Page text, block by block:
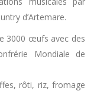
d’Artemare.
3000 œufs avec des
Mondiale de
rôti, riz, fromage